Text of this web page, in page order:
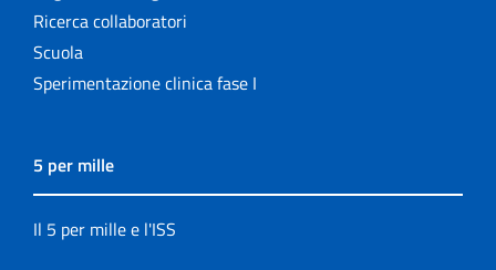
Ricerca collaboratori
Scuola
Sperimentazione clinica fase I
5 per mille
Il 5 per mille e l'ISS